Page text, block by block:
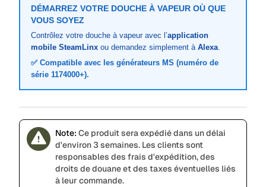
DÉMARREZ VOTRE DOUCHE À VAPEUR OÙ QUE
VOUS SOYEZ
Contrôlez votre douche à vapeur avec l’application
mobile SteamLinx ou demandez simplement à Alexa.
✅ Compatible avec les générateurs MS (numéro de
série 1174000+).
Note: Ce produit sera expédié dans un délai
d'environ 3 semaines. Les clients sont
responsables des frais d'expédition, des
droits de douane et des taxes éventuelles liés
à leur commande.